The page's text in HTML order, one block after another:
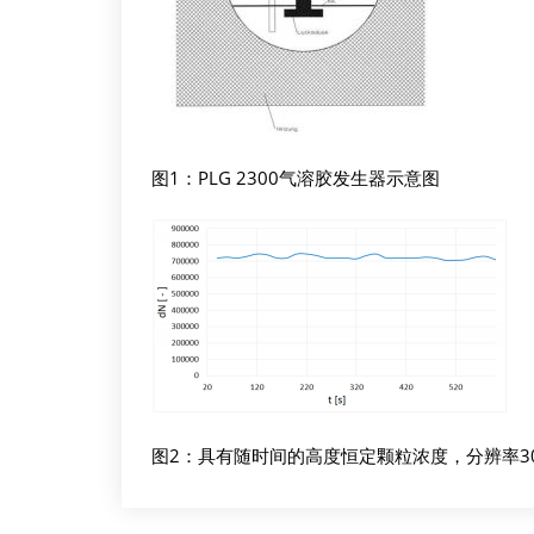
图1：PLG 2300气溶胶发生器示意图
图2：具有随时间的高度恒定颗粒浓度，分辨率